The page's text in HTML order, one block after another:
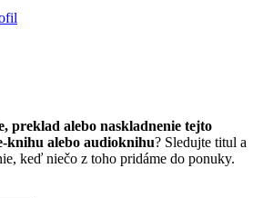
preklad alebo naskladnenie tejto
knihu alebo audioknihu? Sledujte titul a
keď niečo z toho pridáme do ponuky.